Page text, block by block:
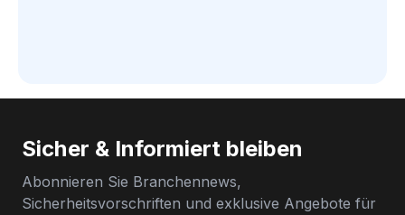
Sicher & Informiert bleiben
Abonnieren Sie Branchennews,
Sicherheitsvorschriften und exklusive Angebote für